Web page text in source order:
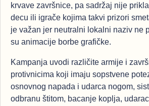
krvave završnice, pa sadržaj nije
decu ili igrače kojima takvi prizori
je važan jer neutralni lokalni naziv ne
su animacije borbe grafičke.
Kampanja uvodi različite armije i
protivnicima koji imaju sopstvene
osnovnog napada i udarca nogom,
odbranu štitom, bacanje koplja,